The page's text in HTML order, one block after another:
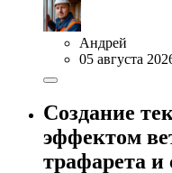
Андрей
05 августа
Создание
эффектом
трафарета и